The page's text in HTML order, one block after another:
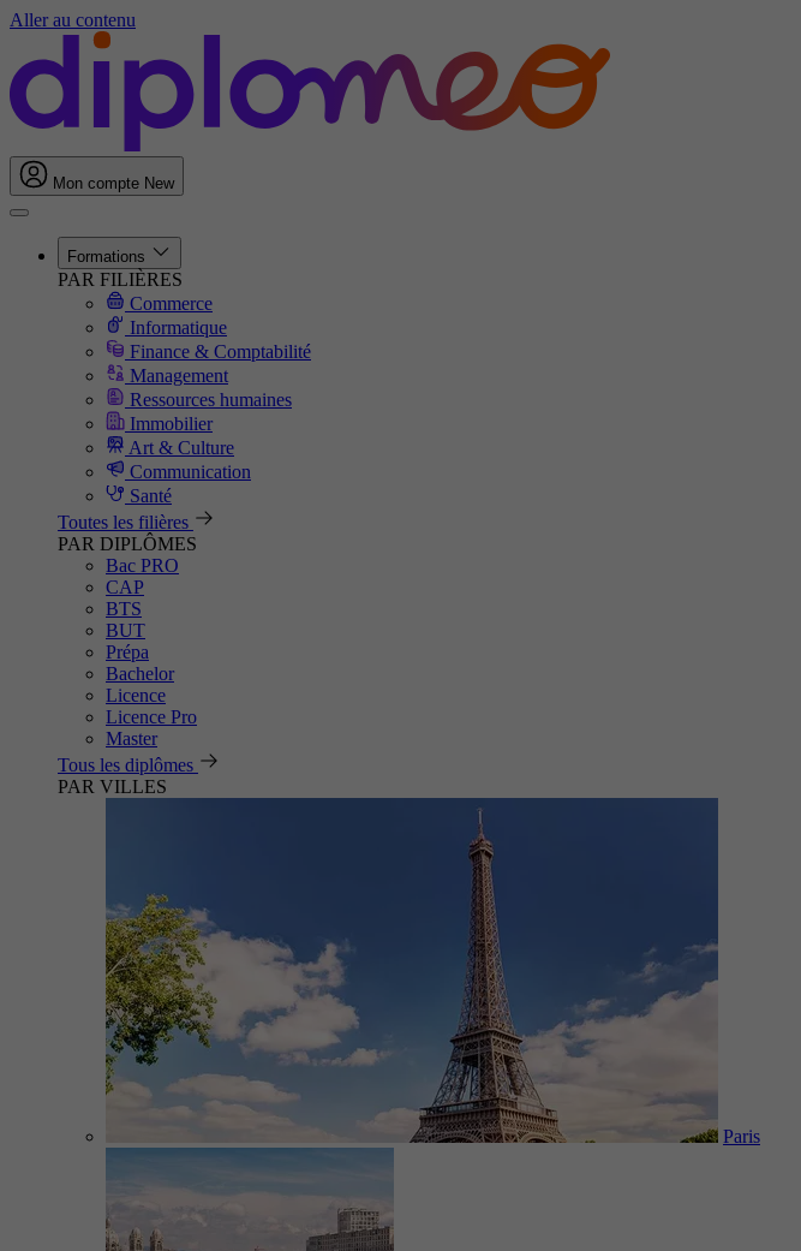
Aller au contenu
Mon compte New
Formations
PAR FILIÈRES
Commerce
Informatique
Finance & Comptabilité
Management
Ressources humaines
Immobilier
Art & Culture
Communication
Santé
Toutes les filières
PAR DIPLÔMES
Bac PRO
CAP
BTS
BUT
Prépa
Bachelor
Licence
Licence Pro
Master
Tous les diplômes
PAR VILLES
Paris